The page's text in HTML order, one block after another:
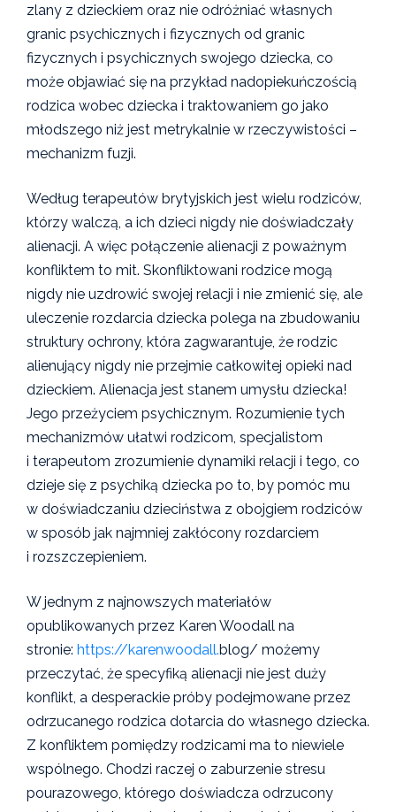
zlany z dzieckiem oraz nie odróżniać własnych
granic psychicznych i fizycznych od granic
fizycznych i psychicznych swojego dziecka, co
może objawiać się na przykład nadopiekuńczością
rodzica wobec dziecka i traktowaniem go jako
młodszego niż jest metrykalnie w rzeczywistości –
mechanizm fuzji.
Według terapeutów brytyjskich jest wielu rodziców,
którzy walczą, a ich dzieci nigdy nie doświadczały
alienacji. A więc połączenie alienacji z poważnym
konfliktem to mit. Skonfliktowani rodzice mogą
nigdy nie uzdrowić swojej relacji i nie zmienić się, ale
uleczenie rozdarcia dziecka polega na zbudowaniu
struktury ochrony, która zagwarantuje, że rodzic
alienujący nigdy nie przejmie całkowitej opieki nad
dzieckiem. Alienacja jest stanem umysłu dziecka!
Jego przeżyciem psychicznym. Rozumienie tych
mechanizmów ułatwi rodzicom, specjalistom
i terapeutom zrozumienie dynamiki relacji i tego, co
dzieje się z psychiką dziecka po to, by pomóc mu
w doświadczaniu dzieciństwa z obojgiem rodziców
w sposób jak najmniej zakłócony rozdarciem
i rozszczepieniem.
W jednym z najnowszych materiałów
opublikowanych przez Karen Woodall na
stronie: https://karenwoodall.blog/ możemy
przeczytać, że specyfiką alienacji nie jest duży
konflikt, a desperackie próby podejmowane przez
odrzucanego rodzica dotarcia do własnego dziecka.
Z konfliktem pomiędzy rodzicami ma to niewiele
wspólnego. Chodzi raczej o zaburzenie stresu
pourazowego, którego doświadcza odrzucony